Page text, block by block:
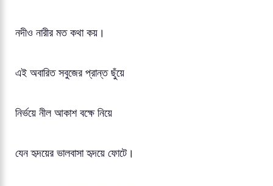
নদীও নারীর মত কথা কয়।
এই অবারিত সবুজের প্রান্ত ছুঁয়ে
নির্ভয়ে নীল আকাশ বক্ষে নিয়ে
যেন হৃদয়ের ভালবাসা হৃদয়ে ফোটে।